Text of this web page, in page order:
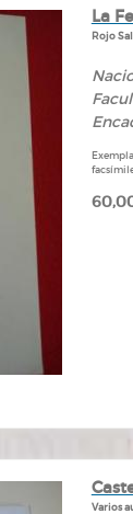
La
Rojo
Varios